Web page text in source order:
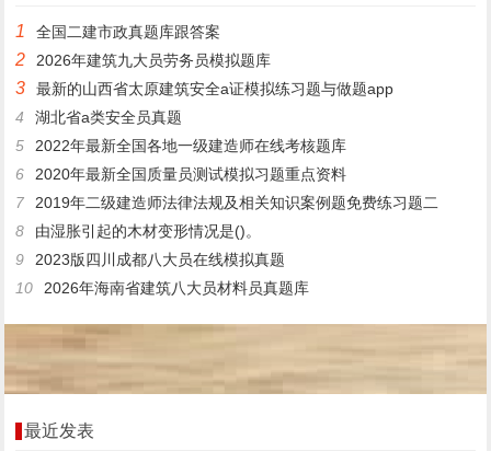
1 全国二建市政真题库跟答案
2 2026年建筑九大员劳务员模拟题库
3
最新的山西省太原建筑安全a证模拟练习题与做题app
4
湖北省a类安全员真题
5
2022年最新全国各地一级建造师在线考核题库
6
2020年最新全国质量员测试模拟习题重点资料
7
2019年二级建造师法律法规及相关知识案例题免费练习题二
8
由湿胀引起的木材变形情况是()。
9
2023版四川成都八大员在线模拟真题
10
2026年海南省建筑八大员材料员真题库
最近发表